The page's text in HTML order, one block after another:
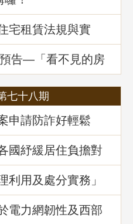
宅租賃法規與實
告—「看不見的房
騙的五大陰謀」
七十八期
申請防詐好輕鬆
國紓緩居住負擔對
」地政講堂回顧
利用及處分實務」
電力網韌性及西部